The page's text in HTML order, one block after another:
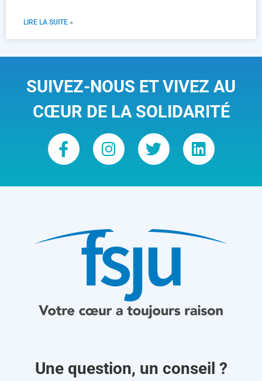
LIRE LA SUITE »
SUIVEZ-NOUS ET VIVEZ AU
CŒUR DE LA SOLIDARITÉ
Une question, un conseil ?